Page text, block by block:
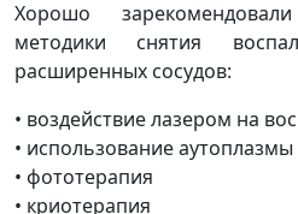
Хорошо
методики снятия
расширенных сосудов:
• воздействие лазером на
• использование аутоплазмы
• фототерапия
• криотерапия